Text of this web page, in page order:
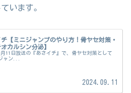
います。
チ【ミニジャンプのやり方！骨ヤセ対策・
カルシン分泌】
月11日放送の『あさイチ』で、骨ヤセ対策として
ャン...
2024.09.11